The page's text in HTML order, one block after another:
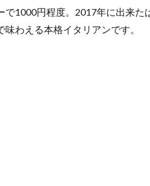
で1000円程度。2017年に出来た
わえる本格イタリアンです。